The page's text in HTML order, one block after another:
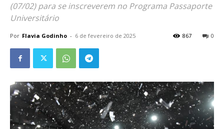
(07/02) para se inscreverem no Programa Passaporte
Universitário
Por Flavia Godinho - 6 de fevereiro de 2025 0
867